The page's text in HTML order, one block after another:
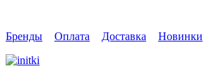
Бренды Оплата Доставка Новинки